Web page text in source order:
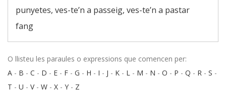
punyetes, ves-te’n a passeig, ves-te’n a pastar
fang
O llisteu les paraules o expressions que comencen per:
A - B - C - D - E - F - G - H - I - J - K - L - M - N - O - P - Q - R - S -
T - U - V- W - X - Y - Z